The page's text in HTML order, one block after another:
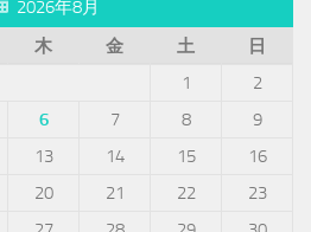
2026年8月
木 金 土
日
1
2
6 7 8
9
13 14 15
16
20 21 22
23